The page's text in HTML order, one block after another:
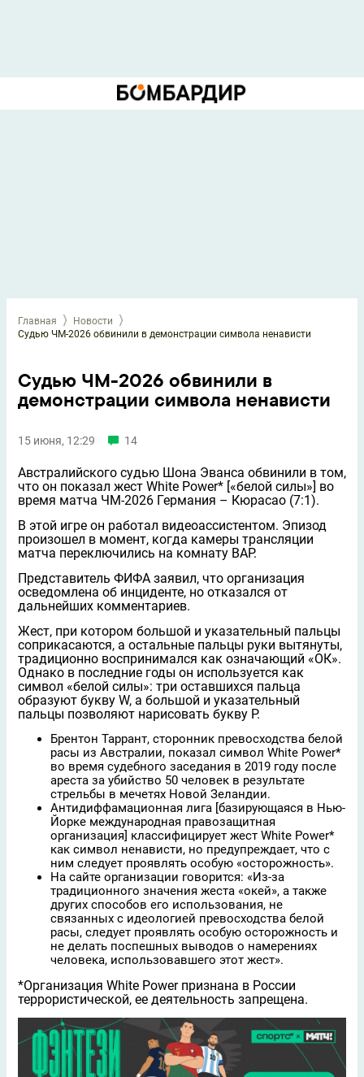
Главная
Новости
Судью ЧМ-2026 обвинили в демонстрации символа ненависти
Судью ЧМ-2026 обвинили в
демонстрации символа ненависти
15 июня, 12:29 14
Австралийского судью Шона Эванса обвинили в том,
что он показал жест White Power* [«белой силы»] во
время матча ЧМ-2026 Германия – Кюрасао (7:1).
В этой игре он работал видеоассистентом. Эпизод
произошел в момент, когда камеры трансляции
матча переключились на комнату ВАР.
Представитель ФИФА заявил, что организация
осведомлена об инциденте, но отказался от
дальнейших комментариев.
Жест, при котором большой и указательный пальцы
соприкасаются, а остальные пальцы руки вытянуты,
традиционно воспринимался как означающий «ОК».
Однако в последние годы он используется как
символ «белой силы»: три оставшихся пальца
образуют букву W, а большой и указательный
пальцы позволяют нарисовать букву P.
Брентон Таррант, сторонник превосходства белой
расы из Австралии, показал символ White Power*
во время судебного заседания в 2019 году после
ареста за убийство 50 человек в результате
стрельбы в мечетях Новой Зеландии.
Антидиффамационная лига [базирующаяся в Нью-
Йорке международная правозащитная
организация] классифицирует жест White Power*
как символ ненависти, но предупреждает, что с
ним следует проявлять особую «осторожность».
На сайте организации говорится: «Из-за
традиционного значения жеста «окей», а также
других способов его использования, не
связанных с идеологией превосходства белой
расы, следует проявлять особую осторожность и
не делать поспешных выводов о намерениях
человека, использовавшего этот жест».
*Организация White Power признана в России
террористической, ее деятельность запрещена.